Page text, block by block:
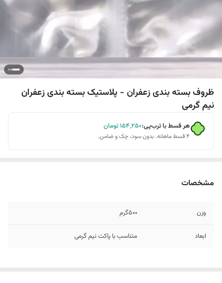
ظروف بسته بندی زعفران - پلاستیک بسته بندی زعفران
نیم گرمی
هر قسط با ترب‌پی:۱۵۴٬۲۵۰تومان
۴ قسط ماهانه. بدون سود، چک و ضامن.
مشخصات
وزن 500گرم
ابعاد متناسب با پاکت نیم گرمی